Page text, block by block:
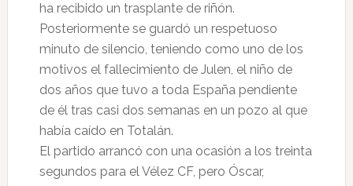
ha recibido un trasplante de riñón.
Posteriormente se guardó un respetuoso
minuto de silencio, teniendo como uno de los
motivos el fallecimiento de Julen, el niño de
dos años que tuvo a toda España pendiente
de él tras casi dos semanas en un pozo al que
había caído en Totalán.
El partido arrancó con una ocasión a los treinta
segundos para el Vélez CF, pero Óscar,